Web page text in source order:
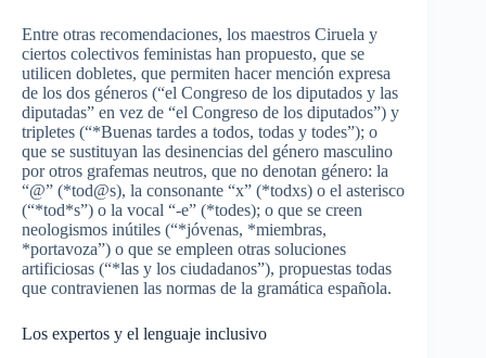
Entre otras recomendaciones, los maestros Ciruela y
ciertos colectivos feministas han propuesto, que se
utilicen dobletes, que permiten hacer mención expresa
de los dos géneros (“el Congreso de los diputados y las
diputadas” en vez de “el Congreso de los diputados”) y
tripletes (“*Buenas tardes a todos, todas y todes”); o
que se sustituyan las desinencias del género masculino
por otros grafemas neutros, que no denotan género: la
“@” (*tod@s), la consonante “x” (*todxs) o el asterisco
(“*tod*s”) o la vocal “-e” (*todes); o que se creen
neologismos inútiles (“*jóvenas, *miembras,
*portavoza”) o que se empleen otras soluciones
artificiosas (“*las y los ciudadanos”), propuestas todas
que contravienen las normas de la gramática española.
Los expertos y el lenguaje inclusivo